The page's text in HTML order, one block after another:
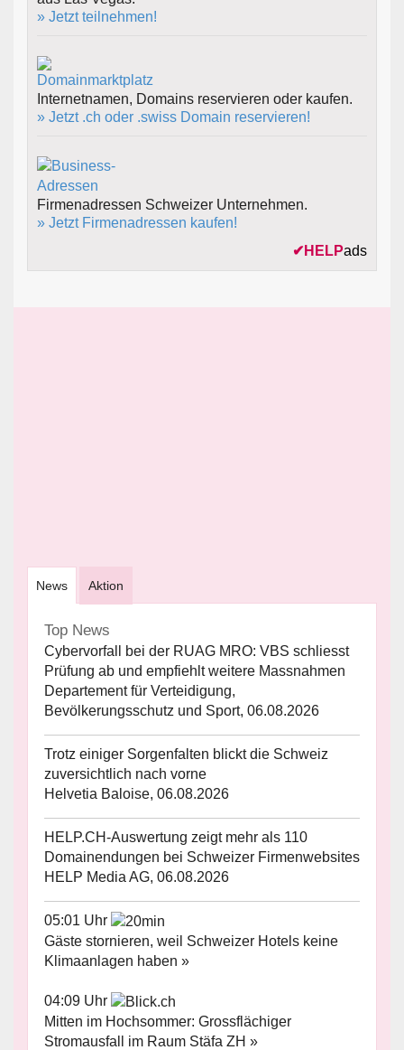
» Jetzt teilnehmen!
Internetnamen, Domains reservieren oder kaufen.
» Jetzt .ch oder .swiss Domain reservieren!
Firmenadressen Schweizer Unternehmen.
» Jetzt Firmenadressen kaufen!
✔ HELPads
News Aktion
Top News
Cybervorfall bei der RUAG MRO: VBS schliesst
Prüfung ab und empfiehlt weitere Massnahmen
Departement für Verteidigung,
Bevölkerungsschutz und Sport, 06.08.2026
Trotz einiger Sorgenfalten blickt die Schweiz
zuversichtlich nach vorne
Helvetia Baloise, 06.08.2026
HELP.CH-Auswertung zeigt mehr als 110
Domainendungen bei Schweizer Firmenwebsites
HELP Media AG, 06.08.2026
05:01 Uhr
Gäste stornieren, weil Schweizer Hotels keine
Klimaanlagen haben »
04:09 Uhr
Mitten im Hochsommer: Grossflächiger
Stromausfall im Raum Stäfa ZH »